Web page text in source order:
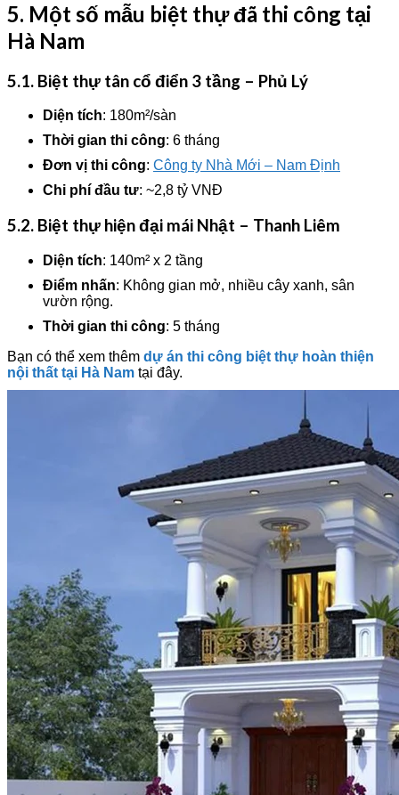
5. Một số mẫu biệt thự đã thi công tại
Hà Nam
5.1. Biệt thự tân cổ điển 3 tầng – Phủ Lý
Diện tích: 180m²/sàn
Thời gian thi công: 6 tháng
Đơn vị thi công: Công ty Nhà Mới – Nam Định
Chi phí đầu tư: ~2,8 tỷ VNĐ
5.2. Biệt thự hiện đại mái Nhật – Thanh Liêm
Diện tích: 140m² x 2 tầng
Điểm nhấn: Không gian mở, nhiều cây xanh, sân
vườn rộng.
Thời gian thi công: 5 tháng
Bạn có thể xem thêm dự án thi công biệt thự hoàn thiện
nội thất tại Hà Nam tại đây.